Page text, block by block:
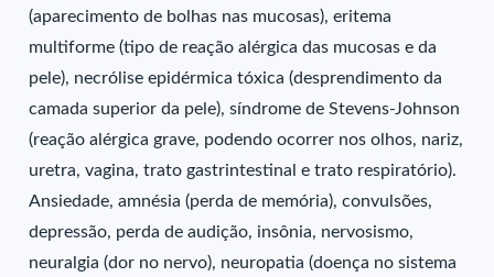
(aparecimento de bolhas nas mucosas), eritema
multiforme (tipo de reação alérgica das mucosas e da
pele), necrólise epidérmica tóxica (desprendimento da
camada superior da pele), síndrome de Stevens-Johnson
(reação alérgica grave, podendo ocorrer nos olhos, nariz,
uretra, vagina, trato gastrintestinal e trato respiratório).
Ansiedade, amnésia (perda de memória), convulsões,
depressão, perda de audição, insônia, nervosismo,
neuralgia (dor no nervo), neuropatia (doença no sistema